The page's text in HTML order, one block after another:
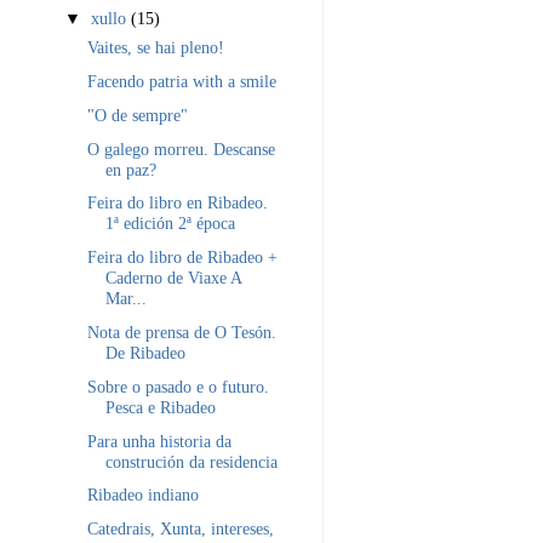
▼xullo(15)
Vaites, se hai pleno!
Facendo patria with a smile
"O de sempre"
O galego morreu. Descanse
en paz?
Feira do libro en Ribadeo.
1ª edición 2ª época
Feira do libro de Ribadeo +
Caderno de Viaxe A
Mar...
Nota de prensa de O Tesón.
De Ribadeo
Sobre o pasado e o futuro.
Pesca e Ribadeo
Para unha historia da
construción da residencia
Ribadeo indiano
Catedrais, Xunta, intereses,